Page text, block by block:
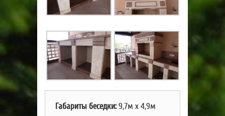
Габариты беседки:9,7м х 4,9м